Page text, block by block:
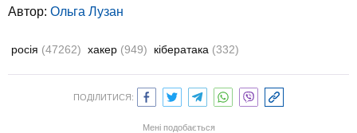
Автор: Ольга Лузан
росія (47262) хакер (949) кібератака (332)
ПОДІЛИТИСЯ:
Мені подобається